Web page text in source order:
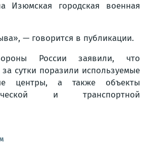
Изюмская городская военная
— говорится в публикации.
России заявили, что
сутки поразили используемые
центры, а также объекты
и транспортной